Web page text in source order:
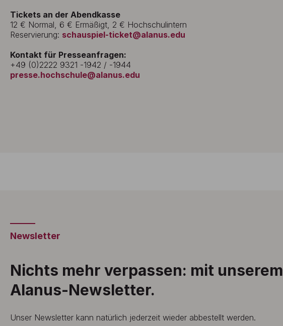
Tickets an der Abendkasse
12 € Normal, 6 € Ermäßigt, 2 € Hochschulintern
Reservierung: schauspiel-ticket@alanus.edu
Kontakt für Presseanfragen:
+49 (0)2222 9321 -1942 / -1944
presse.hochschule@alanus.edu
Newsletter
Nichts mehr verpassen: mit unserem
Alanus-Newsletter.
Unser Newsletter kann natürlich jederzeit wieder abbestellt werden.